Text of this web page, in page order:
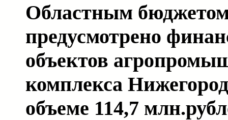
Областным бюджетом
предусмотрено
объектов
комплекса
объеме 114,7